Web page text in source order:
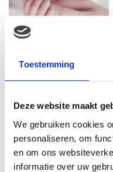
Toestemming
Deze website maakt
We gebruiken cookies
personaliseren, om
en om ons
informatie over uw